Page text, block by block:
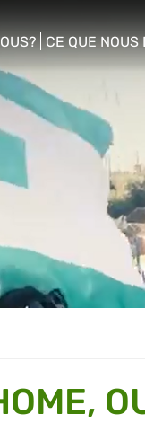
CE QUE NOUS
show/hide